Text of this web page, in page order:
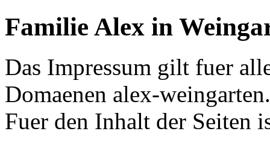
Familie Alex in
Das Impressum gilt fuer
Domaenen alex-
Fuer den Inhalt der Seiten